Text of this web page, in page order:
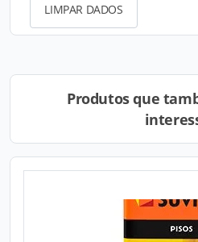
LIMPAR DADOS
Produtos que